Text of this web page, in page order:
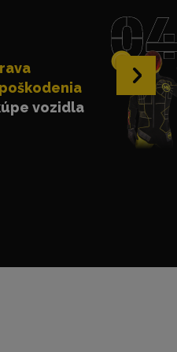
vozidla
›